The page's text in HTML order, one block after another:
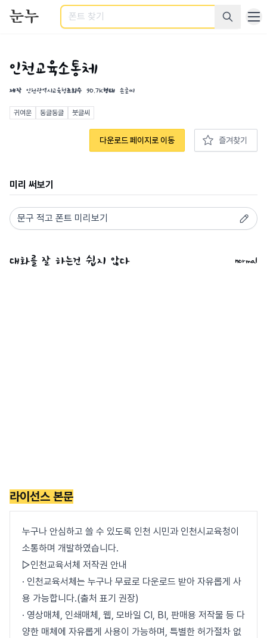
검색
인천교육소통체
제작 인천광역시교육청조회수 90.7K형태 손글씨
귀여운 동글동글 붓글씨
다운로드 페이지로 이동 즐겨찾기
미리 써보기
normal
라이선스 본문
누구나 안심하고 쓸 수 있도록 인천 시민과 인천시교육청이
소통하며 개발하였습니다.
▷인천교육서체 저작권 안내
· 인천교육서체는 누구나 무료로 다운로드 받아 자유롭게 사
용 가능합니다.(출처 표기 권장)
· 영상매체, 인쇄매체, 웹, 모바일 CI, BI, 판매용 저작물 등 다
양한 매체에 자유롭게 사용이 가능하며, 특별한 허가절차 없